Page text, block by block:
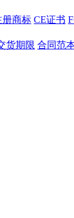
册商标 CE证书
货期限 合同范